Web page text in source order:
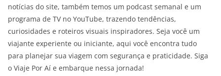
notícias do site, também temos um podcast semanal e um
programa de TV no YouTube, trazendo tendências,
curiosidades e roteiros visuais inspiradores. Seja você um
viajante experiente ou iniciante, aqui você encontra tudo
para planejar sua viagem com segurança e praticidade. Siga
o Viaje Por Aí e embarque nessa jornada!